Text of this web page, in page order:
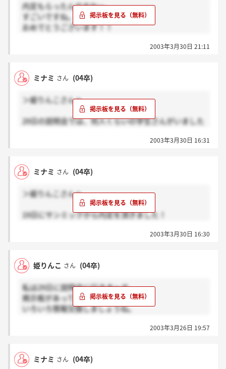
内定もらったんですかー。
すごいですね。
おめでとうございます！！
はっきりはわからないんですけど少人数でやりました
私は次進めるかも微妙ですねー。
女性で営業志望ってダメですかね？
んじがしたんですよね。
でも営業志望で出しちゃったんですけど。
今年は5、6人しか取らないって言ってたけど内定いた
2003年3月30日 21:11
ミナミ さん (04卒)
＞姫りんこさんへ
29日の説明会では、何人くらいの学生さんがいました
2003年3月30日 16:31
ミナミ さん (04卒)
＞姫りんこさんへ
19日にサンミックから内定を頂きました！
ますよ♪
2003年3月30日 16:30
姫りんこ さん (04卒)
私は29日に説明会に行きま～す。
掲示板があってよかったです。
いろいろ情報交換しましょうね。
2003年3月26日 19:57
ミナミ さん (04卒)